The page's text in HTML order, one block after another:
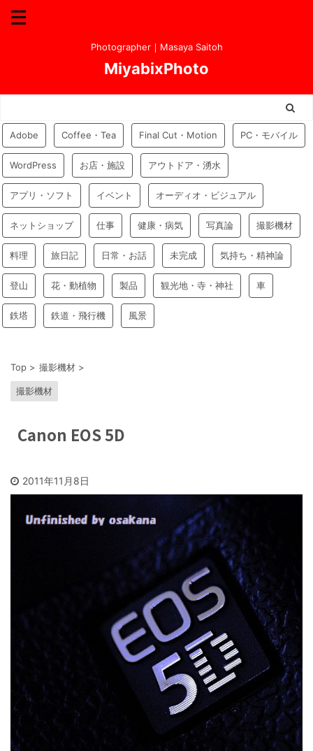
Photographer｜Masaya Saitoh
MiyabixPhoto
Adobe Coffee・Tea Final Cut・Motion PC・モバイル
WordPress お店・施設 アウトドア・湧水
アプリ・ソフト イベント オーディオ・ビジュアル
ネットショップ 仕事 健康・病気 写真論 撮影機材
料理 旅日記 日常・お話 未完成 気持ち・精神論
登山 花・動植物 製品 観光地・寺・神社 車
鉄塔 鉄道・飛行機 風景
Top > 撮影機材 >
撮影機材
Canon EOS 5D
2011年11月8日